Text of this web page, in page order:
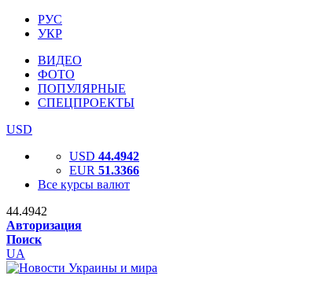
РУС
УКР
ВИДЕО
ФОТО
ПОПУЛЯРНЫЕ
СПЕЦПРОЕКТЫ
USD
USD 44.4942
EUR 51.3366
Все курсы валют
44.4942
Авторизация
Поиск
UA